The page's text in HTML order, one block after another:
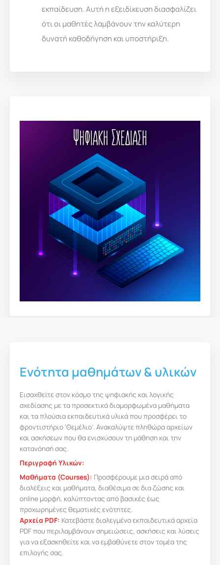
εκπαίδευση. Αυτή η εξειδίκευση διασφαλίζει
ότι οι μαθητές λαμβάνουν την καλύτερη
δυνατή καθοδήγηση και υποστήριξη.
Ενότητα μαθημάτων & υλικών
Εισαχθείτε στον κόσμο της ψηφιακής και λογικής
σχεδίασης με τα προσεκτικά διαμορφωμένα μαθήματα
και τα πλούσια εκπαιδευτικά υλικά που προσφέρει το
φροντιστήριο ‘Θεμέλιο’. Ανακαλύψτε πληθώρα αρχείων
και ασκήσεων που θα ενισχύσουν τη μάθηση και την
κατανόησή σας.
Περιγραφή Υλικών:
Μαθήματα (Courses): Προσφέρουμε μια σειρά από
διαλέξεις και μαθήματα, διαθέσιμα σε δια ζώσης και
online μορφή, καλύπτοντας από βασικές έως
προχωρημένες θεματικές ενότητες.
Αρχεία PDF: Κατεβάστε διαλεγμένα εκπαιδευτικά αρχεία
PDF που περιλαμβάνουν σημειώσεις, ασκήσεις και λύσεις
για να εξασκηθείτε και να εμβαθύνετε στον τομέα της
επιλογής σας.